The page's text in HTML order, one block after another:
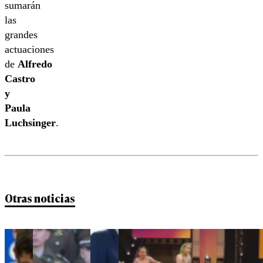
sumarán
las
grandes
actuaciones
de Alfredo
Castro
y
Paula
Luchsinger.
Otras noticias